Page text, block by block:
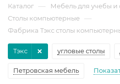
Каталог — Мебель для учебы и
Столы компьютерные —
Фабрика Тэкс столы
угловые столы
Петровская мебель
Тэкс